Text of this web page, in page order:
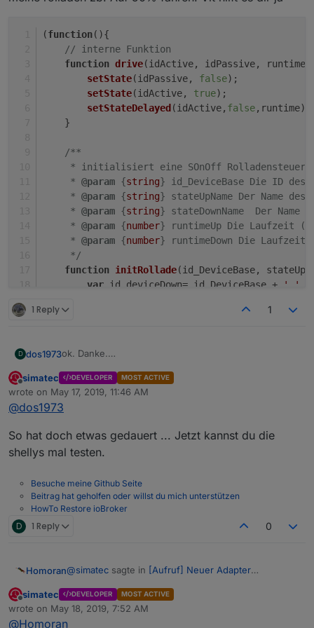
(function( ){
// interne Funktion
function drive(idActive, idPassive, runtime
setState(idPassive, false);
setState(idActive, true);
setStateDelayed (idActive, false,runtime);
    }
/**
* initialisiert eine SOnOff
     *
@param {string} id_DeviceBase Die ID des
     *
@param {string} stateUpName Der Name
     *
@param {string} stateDownName  Der
     *
@param {number} runtimeUp Die Laufzeit
     *
@param {number} runtimeDown Die
     */
function initRollade(id_DeviceBase,
var id_deviceDown= id_DeviceBase + '.'
id_deviceLevel= id_DeviceBase +
//
extendObject
"read": true
"unit"
:
                    }
                },
setStateDelayed
                });
//});
        }
1 Reply 1
D dos1973ok. Danke.
was passiert wenn es kein Level oder Postion gibt?
hoch
stop
runter
können diese Button auch verwendet werden?
Offline
simatec DEVELOPER MOST ACTIVE
wrote on May 17, 2019, 11:46 AM
last edited by
@dos1973
So hat doch etwas gedauert ... Jetzt kannst du die
shellys mal testen.
Besuche meine Github Seite
Beitrag hat geholfen oder willst du mich unterstützen
HowTo Restore ioBroker
D 1 Reply 0
Homoran@simatec sagte in [Aufruf] Neuer Adapter
Was meinst du mit offset?
Offline
simatec DEVELOPER MOST ACTIVE
wrote on May 18, 2019, 7:52 AM
last edited by
@Homoran